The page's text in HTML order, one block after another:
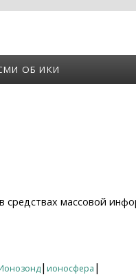
ОБ ИКИ
массовой
| ионосфера |